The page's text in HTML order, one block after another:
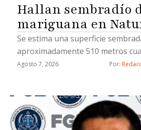
Hallan sembradío
mariguana en
Se estima una superficie
aproximadamente 510 metros
Agosto 7, 2026 Por: